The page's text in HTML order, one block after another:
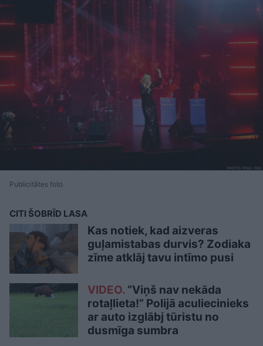
Publicitātes foto
CITI ŠOBRĪD LASA
Kas notiek, kad aizveras
guļamistabas durvis? Zodiaka
zīme atklāj tavu intīmo pusi
VIDEO. “Viņš nav nekāda
rotaļlieta!” Polijā aculiecinieks
ar auto izglābj tūristu no
dusmīga sumbra